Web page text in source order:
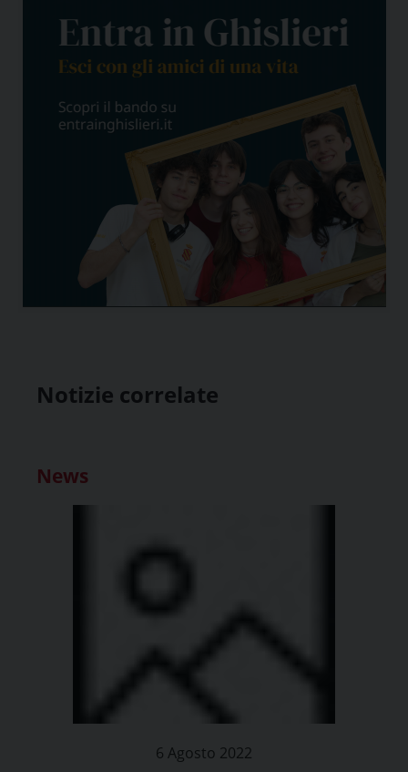
Notizie correlate
News
6 Agosto 2022